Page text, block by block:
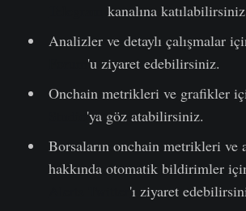
kanalına
Analizler ve detaylı çalışmalar
'u ziyaret edebilirsiniz.
Onchain metrikleri ve grafikler
'ya göz atabilirsiniz.
Borsaların onchain metrikleri ve
hakkında otomatik bildirimler
'ı ziyaret